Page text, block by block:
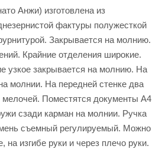
Анжи) изготовлена из
фактуры полужесткой
Закрывается на молнию.
Крайние отделения широкие.
узкое закрывается на молнию. На
молнии. На передней стенке два
Поместятся документы А4
сзади карман на молнии. Ручка
съемный регулируемый. Можно
на изгибе руки и через плечо руки.